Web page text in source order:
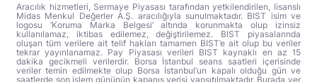
Aracılık hizmetleri, Sermaye Piyasası tarafından yetkilendirilen, lisanslı
Midas Menkul Değerler A.Ş. aracılığıyla sunulmaktadır. BIST isim ve
logosu ‘Koruma Marka Belgesi’ altında korunmakta olup izinsiz
kullanılamaz, iktibas edilemez, değiştirilemez. BIST piyasalarında
oluşan tüm verilere ait telif hakları tamamen BIST’e ait olup bu veriler
tekrar yayınlanamaz. Pay Piyasası verileri BIST kaynaklı en az 15
dakika gecikmeli verilerdir. Borsa İstanbul seans saatleri içerisinde
veriler temin edilmekte olup Borsa İstanbul’un kapalı olduğu gün ve
saatlerde son işlem gününün kapanış verisi yansıtılmaktadır. Burada yer